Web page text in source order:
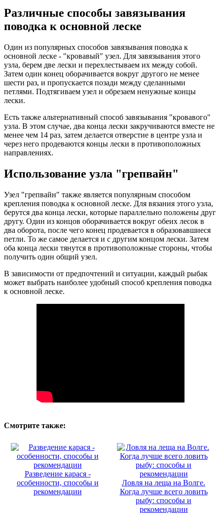
Различные способы завязывания
поводка к основной леске
Один из популярных способов завязывания поводка к
основной леске - "кровавый" узел. Для завязывания этого
узла, берем две лески и перехлестываем их между собой.
Затем один конец оборачивается вокруг другого не менее
шести раз, и пропускается позади между сделанными
петлями. Подтягиваем узел и обрезаем ненужные концы
лески.
Есть также альтернативный способ завязывания "кровавого"
узла. В этом случае, два конца лески закручиваются вместе не
менее чем 14 раз, затем делается отверстие в центре узла и
через него продеваются концы лески в противоположных
направлениях.
Использование узла "грепвайн"
Узел "грепвайн" также является популярным способом
крепления поводка к основной леске. Для вязания этого узла,
берутся два конца лески, которые параллельно положены друг
другу. Один из концов оборачивается вокруг обеих лесок в
два оборота, после чего конец продевается в образовавшиеся
петли. То же самое делается и с другим концом лески. Затем
оба конца лески тянутся в противоположные стороны, чтобы
получить один общий узел.
В зависимости от предпочтений и ситуации, каждый рыбак
может выбрать наиболее удобный способ крепления поводка
к основной леске.
Смотрите также:
Разведение карася -
особенности, способы и
рекомендации
Ловля на леща на Волге.
Когда лучше всего ловить
рыбу: способы и
рекомендации